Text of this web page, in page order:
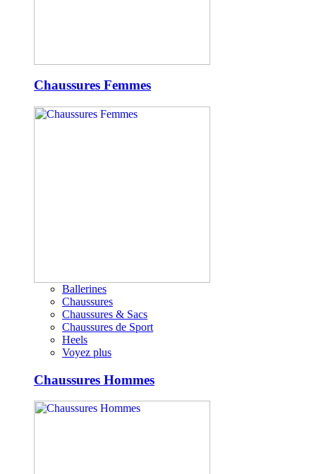
Chaussures Femmes
Ballerines
Chaussures
Chaussures & Sacs
Chaussures de Sport
Heels
Voyez plus
Chaussures Hommes